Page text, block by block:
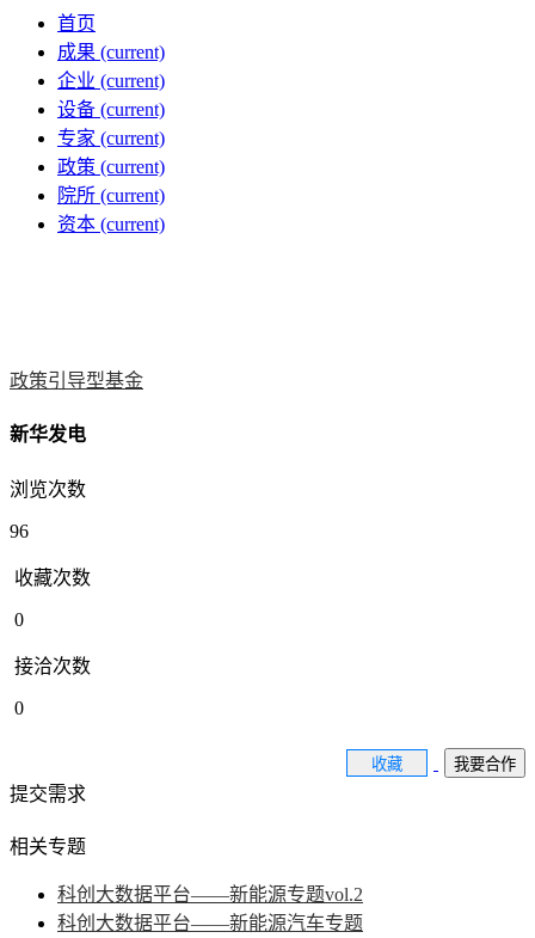
首页
成果 (current)
企业 (current)
设备 (current)
专家 (current)
政策 (current)
院所 (current)
资本 (current)
政策引导型基金
新华发电
浏览次数
96
收藏次数
0
接洽次数
0
收藏 我要合作
提交需求
相关专题
科创大数据平台——新能源专题vol.2
科创大数据平台——新能源汽车专题